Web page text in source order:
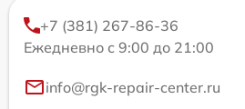
+7 (381) 267-86-36
Ежедневно с 9:00 до 21:00
info@rgk-repair-center.ru